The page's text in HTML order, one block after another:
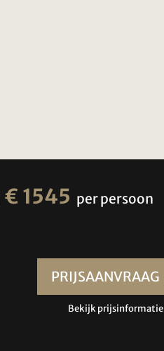
€ 1545 per persoon
PRIJSAANVRAAG
Bekijk prijsinformatie